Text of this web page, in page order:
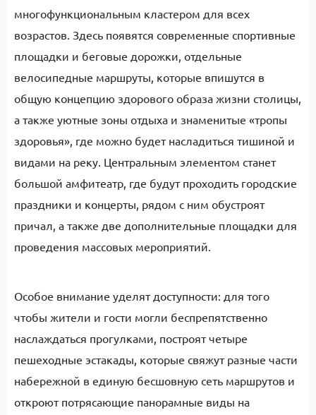
многофункциональным кластером для всех
возрастов. Здесь появятся современные спортивные
площадки и беговые дорожки, отдельные
велосипедные маршруты, которые впишутся в
общую концепцию здорового образа жизни столицы,
а также уютные зоны отдыха и знаменитые «тропы
здоровья», где можно будет насладиться тишиной и
видами на реку. Центральным элементом станет
большой амфитеатр, где будут проходить городские
праздники и концерты, рядом с ним обустроят
причал, а также две дополнительные площадки для
проведения массовых мероприятий.
Особое внимание уделят доступности: для того
чтобы жители и гости могли беспрепятственно
наслаждаться прогулками, построят четыре
пешеходные эстакады, которые свяжут разные части
набережной в единую бесшовную сеть маршрутов и
откроют потрясающие панорамные виды на